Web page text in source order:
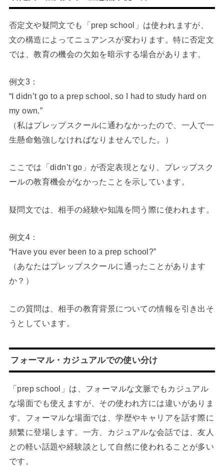
否定文や疑問文でも「prep school」は使われますが、
文の構造によってニュアンスが変わります。特に否定文
では、教育の機会の欠如を暗示する場合があります。
例文3：
“I didn’t go to a prep school, so I had to study hard on
my own.”
（私はプレップスクールに通わなかったので、一人で一
生懸命勉強しなければなりませんでした。）
ここでは「didn’t go」が否定表現となり、プレップスク
ールの教育機会がなかったことを示しています。
疑問文では、相手の経験や知識を問う際に使われます。
例文4：
“Have you ever been to a prep school?”
（あなたはプレップスクールに通ったことがあります
か？）
この質問は、相手の教育背景についての情報を引き出そ
うとしています。
フォーマル・カジュアルでの使い分け
「prep school」は、フォーマルな文脈でもカジュアル
な場面でも使えますが、その使われ方には違いがありま
す。フォーマルな場面では、学歴やキャリアを話す際に
頻繁に登場します。一方、カジュアルな会話では、友人
との軽い話題や経験談として自然に使われることが多い
です。